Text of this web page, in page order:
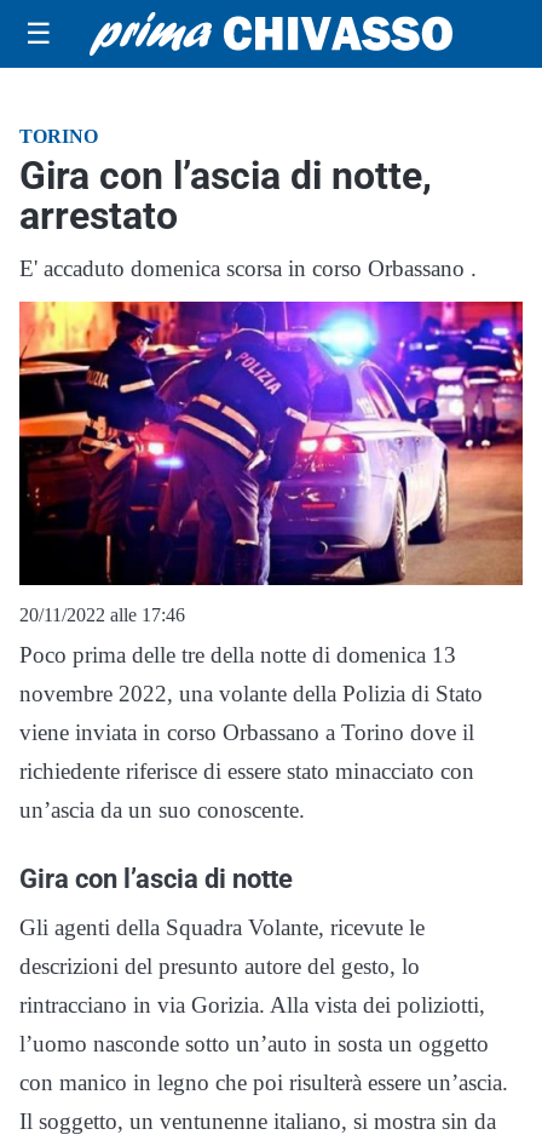
☰
TORINO
Gira con l’ascia di notte,
arrestato
E' accaduto domenica scorsa in corso Orbassano .
20/11/2022 alle 17:46
Poco prima delle tre della notte di domenica 13
novembre 2022, una volante della Polizia di Stato
viene inviata in corso Orbassano a Torino dove il
richiedente riferisce di essere stato minacciato con
un’ascia da un suo conoscente.
Gira con l’ascia di notte
Gli agenti della Squadra Volante, ricevute le
descrizioni del presunto autore del gesto, lo
rintracciano in via Gorizia. Alla vista dei poliziotti,
l’uomo nasconde sotto un’auto in sosta un oggetto
con manico in legno che poi risulterà essere un’ascia.
Il soggetto, un ventunenne italiano, si mostra sin da